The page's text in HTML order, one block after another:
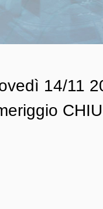
14/11